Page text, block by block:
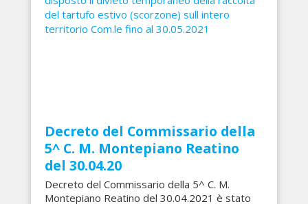
Decreto del Commissario della
5^ C. M. Montepiano Reatino
del 30.04.20
Decreto del Commissario della 5^ C. M.
Montepiano Reatino del 30.04.2021 è stato